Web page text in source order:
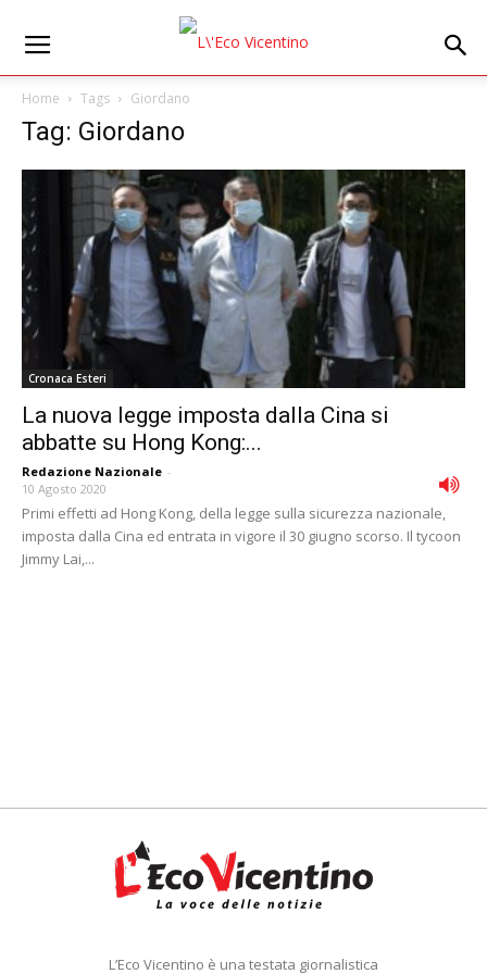
Home Tags Giordano
Tag: Giordano
Cronaca Esteri
La nuova legge imposta dalla Cina si
abbatte su Hong Kong:...
Redazione Nazionale -
10 Agosto 2020
Primi effetti ad Hong Kong, della legge sulla sicurezza nazionale,
imposta dalla Cina ed entrata in vigore il 30 giugno scorso. Il tycoon
Jimmy Lai,...
L’Eco Vicentino è una testata giornalistica